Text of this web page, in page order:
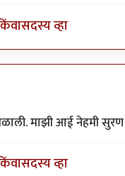
सदस्य व्हा
माझी आई नेहमी
सदस्य व्हा